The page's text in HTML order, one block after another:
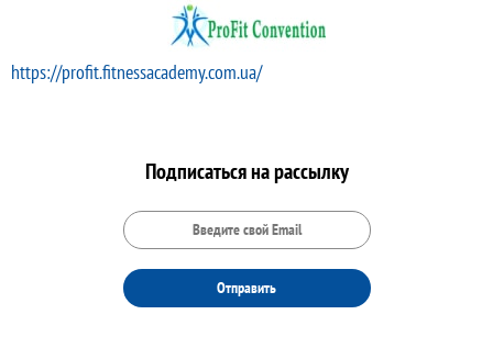
https://profit.fitnessacademy.com.ua/
Подписаться на рассылку
Отправить